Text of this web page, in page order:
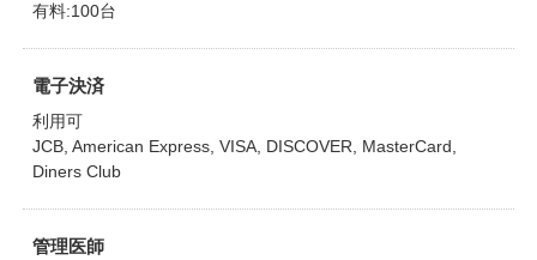
有料:100台
電子決済
利用可
JCB, American Express, VISA, DISCOVER, MasterCard,
Diners Club
管理医師